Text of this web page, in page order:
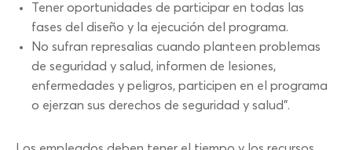
Tener oportunidades de participar en todas las
fases del diseño y la ejecución del programa.
No sufran represalias cuando planteen problemas
de seguridad y salud, informen de lesiones,
enfermedades y peligros, participen en el programa
o ejerzan sus derechos de seguridad y salud".